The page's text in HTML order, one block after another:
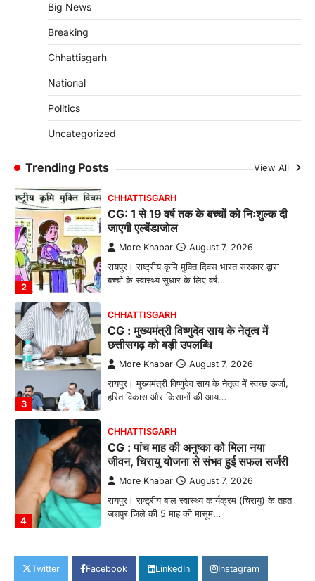
Big News
Breaking
Chhattisgarh
National
Politics
Uncategorized
Trending Posts View All
CHHATTISGARH
More Khabar August 7, 2026
बनाने की दिशा में जिले के नगरी…
2
CHHATTISGARH
जाएगी एल्बेंडाजोल
More Khabar August 7, 2026
रायपुर। राष्ट्रीय कृमि मुक्ति दिवस भारत सरकार द्वारा
बच्चों के स्वास्थ्य सुधार के लिए वर्ष…
3
CHHATTISGARH
छत्तीसगढ़ को बड़ी उपलब्धि
More Khabar August 7, 2026
रायपुर। मुख्यमंत्री विष्णुदेव साय के नेतृत्व में स्वच्छ ऊर्जा,
हरित विकास और किसानों की आय…
4
CHHATTISGARH
जीवन, चिरायु योजना से संभव हुई सफल सर्जरी
More Khabar August 7, 2026
रायपुर। राष्ट्रीय बाल स्वास्थ्य कार्यक्रम (चिरायु) के तहत
जशपुर जिले की 5 माह की मासूम…
CHHATTISGARH
More Khabar August 7, 2026
Twitter Facebook LinkedIn Instagram